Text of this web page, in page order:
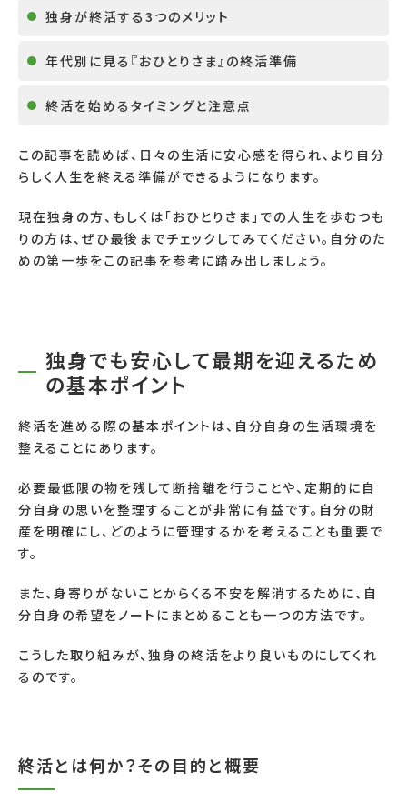
独身が終活する3つのメリット
年代別に見る『おひとりさま』の終活準備
終活を始めるタイミングと注意点
この記事を読めば、日々の生活に安心感を得られ、より自分
らしく人生を終える準備ができるようになります。
現在独身の方、もしくは「おひとりさま」での人生を歩むつも
りの方は、ぜひ最後までチェックしてみてください。自分のた
めの第一歩をこの記事を参考に踏み出しましょう。
独身でも安心して最期を迎えるため
の基本ポイント
終活を進める際の基本ポイントは、自分自身の生活環境を
整えることにあります。
必要最低限の物を残して断捨離を行うことや、定期的に自
分自身の思いを整理することが非常に有益です。自分の財
産を明確にし、どのように管理するかを考えることも重要で
す。
また、身寄りがないことからくる不安を解消するために、自
分自身の希望をノートにまとめることも一つの方法です。
こうした取り組みが、独身の終活をより良いものにしてくれ
るのです。
終活とは何か？その目的と概要